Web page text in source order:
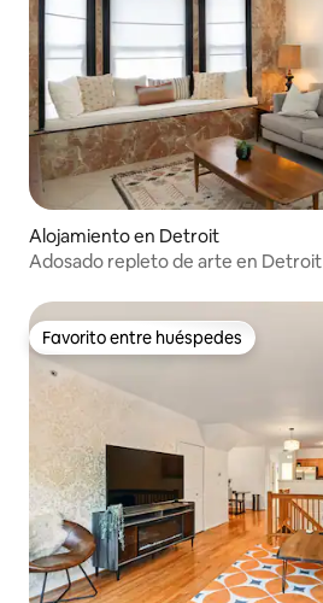
Alojamiento en Detroit
Adosado repleto de arte en Detroit
Favorito entre huéspedes
Favorito entre huéspedes